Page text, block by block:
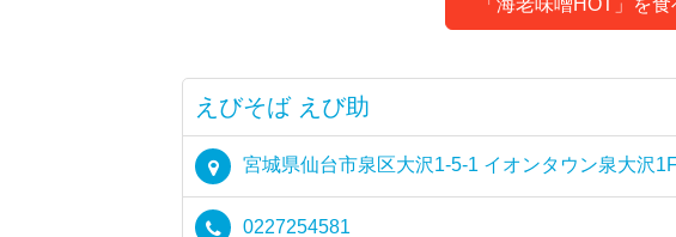
えびそば えび助
宮城県仙台市泉区大沢1-5-1 イオンタウン泉大沢
0227254581